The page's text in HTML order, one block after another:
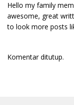
Hello my family
awesome, great
to look more posts
Komentar ditutup.